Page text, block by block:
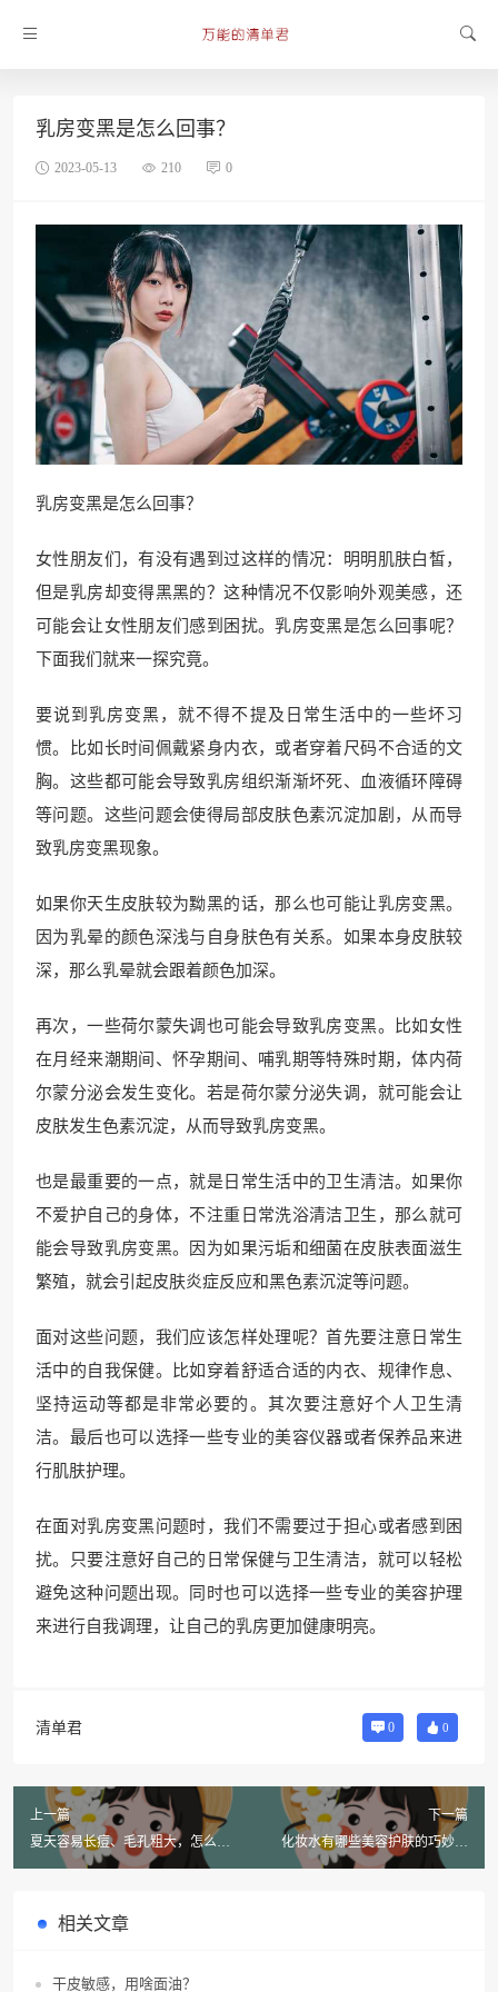
乳房变黑是怎么回事？
2023-05-13 210 0
乳房变黑是怎么回事？
女性朋友们，有没有遇到过这样的情况：明明肌肤白皙，
但是乳房却变得黑黑的？这种情况不仅影响外观美感，还
可能会让女性朋友们感到困扰。乳房变黑是怎么回事呢？
下面我们就来一探究竟。
要说到乳房变黑，就不得不提及日常生活中的一些坏习
惯。比如长时间佩戴紧身内衣，或者穿着尺码不合适的文
胸。这些都可能会导致乳房组织渐渐坏死、血液循环障碍
等问题。这些问题会使得局部皮肤色素沉淀加剧，从而导
致乳房变黑现象。
如果你天生皮肤较为黝黑的话，那么也可能让乳房变黑。
因为乳晕的颜色深浅与自身肤色有关系。如果本身皮肤较
深，那么乳晕就会跟着颜色加深。
再次，一些荷尔蒙失调也可能会导致乳房变黑。比如女性
在月经来潮期间、怀孕期间、哺乳期等特殊时期，体内荷
尔蒙分泌会发生变化。若是荷尔蒙分泌失调，就可能会让
皮肤发生色素沉淀，从而导致乳房变黑。
也是最重要的一点，就是日常生活中的卫生清洁。如果你
不爱护自己的身体，不注重日常洗浴清洁卫生，那么就可
能会导致乳房变黑。因为如果污垢和细菌在皮肤表面滋生
繁殖，就会引起皮肤炎症反应和黑色素沉淀等问题。
面对这些问题，我们应该怎样处理呢？首先要注意日常生
活中的自我保健。比如穿着舒适合适的内衣、规律作息、
坚持运动等都是非常必要的。其次要注意好个人卫生清
洁。最后也可以选择一些专业的美容仪器或者保养品来进
行肌肤护理。
在面对乳房变黑问题时，我们不需要过于担心或者感到困
扰。只要注意好自己的日常保健与卫生清洁，就可以轻松
避免这种问题出现。同时也可以选择一些专业的美容护理
来进行自我调理，让自己的乳房更加健康明亮。
清单君 0 0
上一篇
夏天容易长痘、毛孔粗大，怎么
下一篇
化妆水有哪些美容护肤的巧妙用
途？
相关文章
干皮敏感，用啥面油？